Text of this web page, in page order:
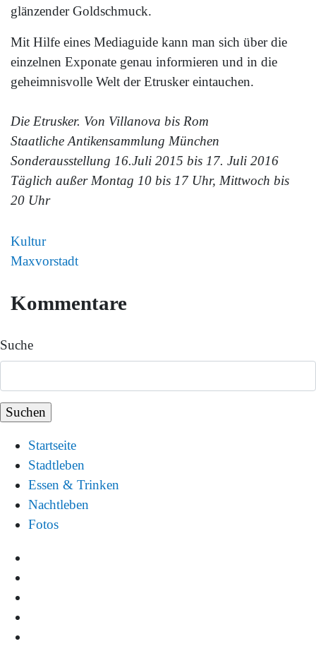
glänzender Goldschmuck.
Mit Hilfe eines Mediaguide kann man sich über die
einzelnen Exponate genau informieren und in die
geheimnisvolle Welt der Etrusker eintauchen.
Die Etrusker. Von Villanova bis Rom
Staatliche Antikensammlung München
Sonderausstellung 16.Juli 2015 bis 17. Juli 2016
Täglich außer Montag 10 bis 17 Uhr, Mittwoch bis
20 Uhr
Kultur
Maxvorstadt
Kommentare
Suche
Startseite
Stadtleben
Essen & Trinken
Nachtleben
Fotos